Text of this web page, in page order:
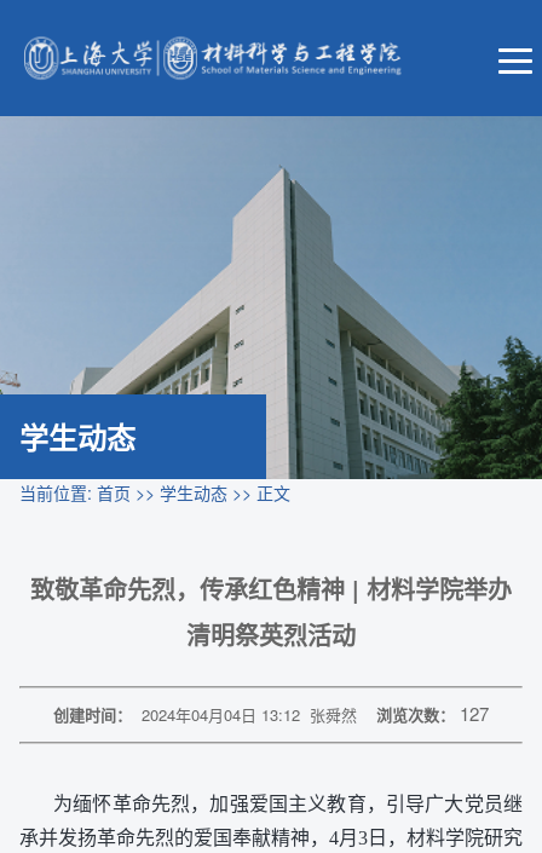
学生动态
当前位置: 首页 >> 学生动态 >> 正文
致敬革命先烈，传承红色精神 | 材料学院举办
清明祭英烈活动
创建时间： 2024年04月04日 13:12 张舜然 浏览次数： 127
为缅怀革命先烈，加强爱国主义教育，引导广大党员继
承并发扬革命先烈的爱国奉献精神，4月3日，材料学院研究